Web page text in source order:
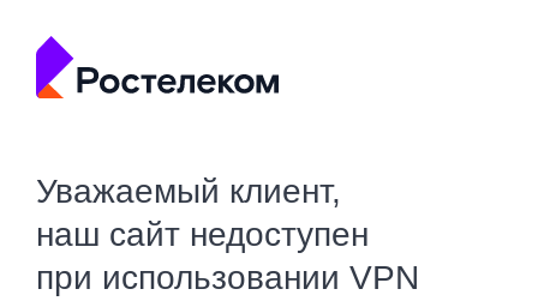
Уважаемый клиент,
наш сайт недоступен
при использовании VPN